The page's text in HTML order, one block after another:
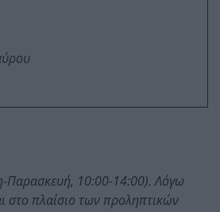
Παρασκευή, 10:00-14:00). Λόγω
στο πλαίσιο των προληπτικών